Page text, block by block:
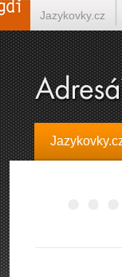
Jazykovky.cz
Španělština on-